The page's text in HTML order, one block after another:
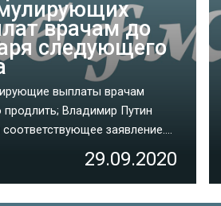
врачам до
следующего
выплаты врачам
продлить; Владимир Путин
заявление....
29.09.2020